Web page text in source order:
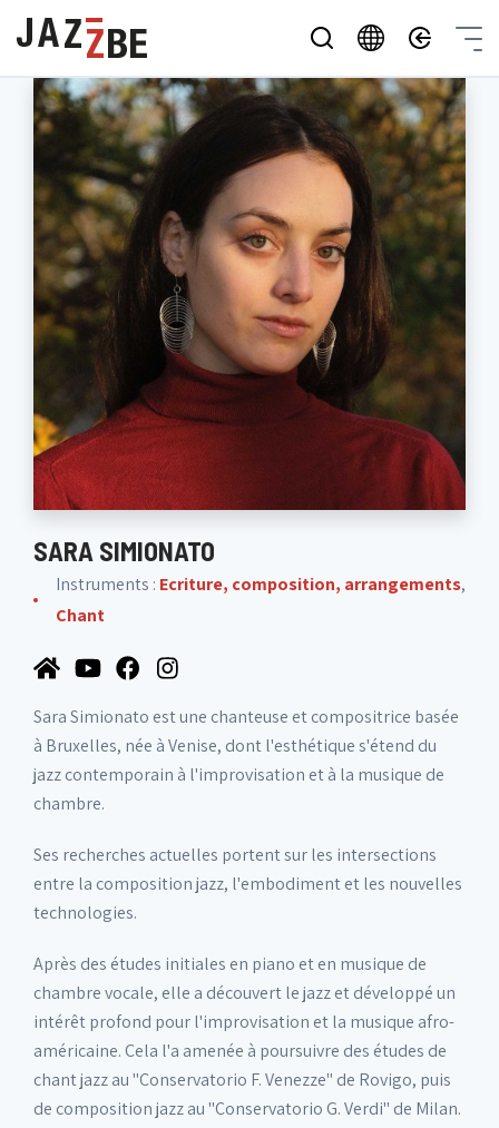
SARA SIMIONATO
Instruments : Ecriture, composition, arrangements,
Chant
Sara Simionato est une chanteuse et compositrice basée
à Bruxelles, née à Venise, dont l'esthétique s'étend du
jazz contemporain à l'improvisation et à la musique de
chambre.
Ses recherches actuelles portent sur les intersections
entre la composition jazz, l'embodiment et les nouvelles
technologies.
Après des études initiales en piano et en musique de
chambre vocale, elle a découvert le jazz et développé un
intérêt profond pour l'improvisation et la musique afro-
américaine. Cela l'a amenée à poursuivre des études de
chant jazz au "Conservatorio F. Venezze" de Rovigo, puis
de composition jazz au "Conservatorio G. Verdi" de Milan.